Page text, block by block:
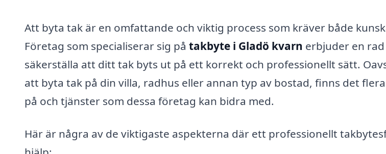
Att byta tak är en omfattande och viktig process som kräver både
Företag som specialiserar sig på takbyte i Gladö kvarn erbjuder en
säkerställa att ditt tak byts ut på ett korrekt och professionellt sätt.
att byta tak på din villa, radhus eller annan typ av bostad, finns det
på och tjänster som dessa företag kan bidra med.
Här är några av de viktigaste aspekterna där ett professionellt